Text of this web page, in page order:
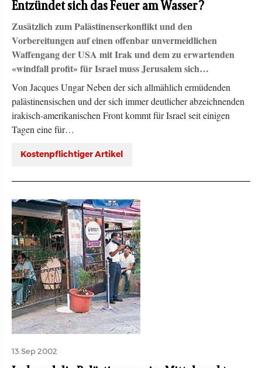
Entzündet sich das Feuer am Wasser?
Zusätzlich zum Palästinenserkonflikt und den
Vorbereitungen auf einen offenbar unvermeidlichen
Waffengang der USA mit Irak und dem zu erwartenden
«windfall profit» für Israel muss Jerusalem sich…
Von Jacques Ungar Neben der sich allmählich ermüdenden
palästinensischen und der sich immer deutlicher abzeichnenden
irakisch-amerikanischen Front kommt für Israel seit einigen
Tagen eine für…
Kostenpflichtiger Artikel
13.Sep 2002